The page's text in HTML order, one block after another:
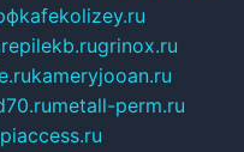
kafekolizey.ru
grinox.ru
kameryjooan.ru
metall-perm.ru